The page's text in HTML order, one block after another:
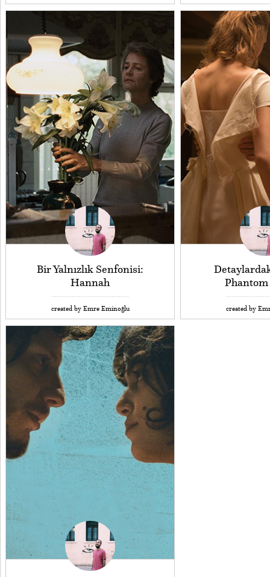
Bir Yalnızlık Senfonisi:
Hannah
created by Emre Eminoğlu created by